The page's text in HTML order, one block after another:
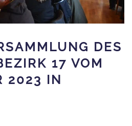
DES
17 VOM
2023 IN